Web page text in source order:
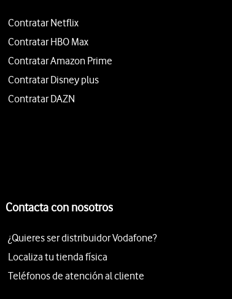
Contratar Netflix
Contratar HBO Max
Contratar Amazon Prime
Contratar Disney plus
Contratar DAZN
Contacta con nosotros
¿Quieres ser distribuidor Vodafone?
Localiza tu tienda física
Teléfonos de atención al cliente